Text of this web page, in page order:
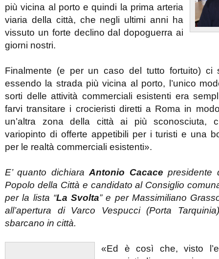
più vicina al porto e quindi la prima arteria
viaria della città, che negli ultimi anni ha
vissuto un forte declino dal dopoguerra ai
giorni nostri.
Finalmente (e per un caso del tutto fortuito) ci
essendo la strada più vicina al porto, l’unico
sorti delle attività commerciali esistenti era
farvi transitare i crocieristi diretti a Roma in
un’altra zona della città ai più sconosciuta,
variopinto di offerte appetibili per i turisti e una
per le realtà commerciali esistenti».
E’ quanto dichiaraAntonio Cacacepresidente
Popolo della Città e candidato al Consiglio
per la lista “La Svolta” e per Massimiliano
all’apertura di Varco Vespucci (Porta
sbarcano in città.
«Ed è così che, visto